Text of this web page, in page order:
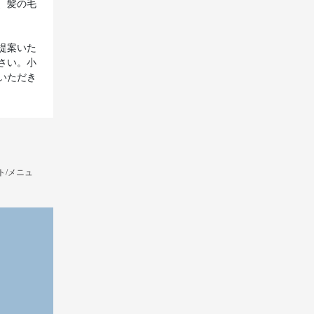
髪の毛
案いた
い。小
ただき
/メニュ